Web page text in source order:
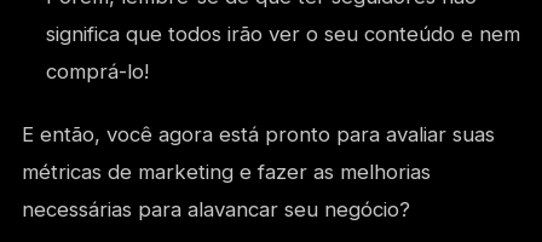
significa que todos irão ver o seu conteúdo e nem
comprá-lo!
E então, você agora está pronto para avaliar suas
métricas de marketing e fazer as melhorias
necessárias para alavancar seu negócio?